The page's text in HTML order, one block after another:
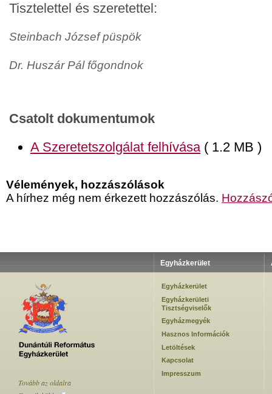
Tisztelettel és szeretettel:
Steinbach József püspök
Dr. Huszár Pál főgondnok
Csatolt dokumentumok
A Szeretetszolgálat felhívása( 1.2 MB )
Vélemények, hozzászólások
A hírhez még nem érkezett hozzászólás.
Egyházkerület
Egyházkerület
Egyházkerületi
Tisztségviselők
Egyházmegyék
Hasznos Információk
Letöltések
Kapcsolat
Impresszum
Tovább az oldalra